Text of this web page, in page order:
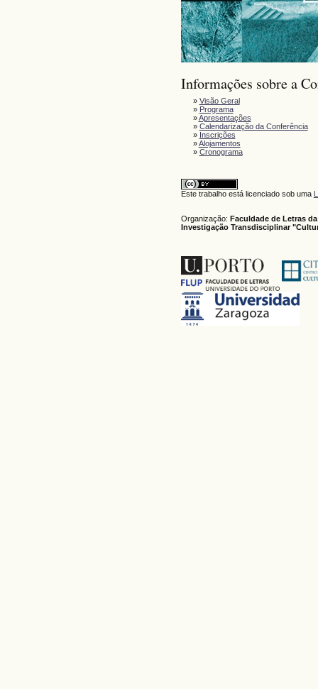
Informações sobre a
» Visão Geral
» Programa
»Apresentações
» Calendarização da Conferência
» Inscrições
»Alojamentos
» Cronograma
Este trabalho está licenciado sob uma
Organização: Faculdade de Letras
Investigação Transdisciplinar